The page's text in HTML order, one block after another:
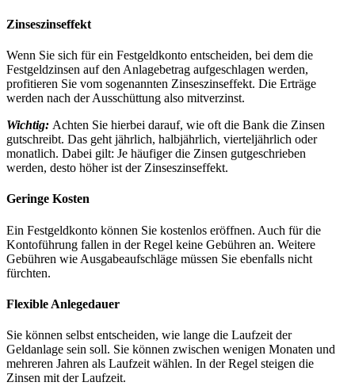
Zinseszinseffekt
Wenn Sie sich für ein Festgeldkonto entscheiden, bei dem die
Festgeldzinsen auf den Anlagebetrag aufgeschlagen werden,
profitieren Sie vom sogenannten Zinseszinseffekt. Die Erträge
werden nach der Ausschüttung also mitverzinst.
Wichtig: Achten Sie hierbei darauf, wie oft die Bank die Zinsen
gutschreibt. Das geht jährlich, halbjährlich, vierteljährlich oder
monatlich. Dabei gilt: Je häufiger die Zinsen gutgeschrieben
werden, desto höher ist der Zinseszinseffekt.
Geringe Kosten
Ein Festgeldkonto können Sie kostenlos eröffnen. Auch für die
Kontoführung fallen in der Regel keine Gebühren an. Weitere
Gebühren wie Ausgabeaufschläge müssen Sie ebenfalls nicht
fürchten.
Flexible Anlegedauer
Sie können selbst entscheiden, wie lange die Laufzeit der
Geldanlage sein soll. Sie können zwischen wenigen Monaten und
mehreren Jahren als Laufzeit wählen. In der Regel steigen die
Zinsen mit der Laufzeit.